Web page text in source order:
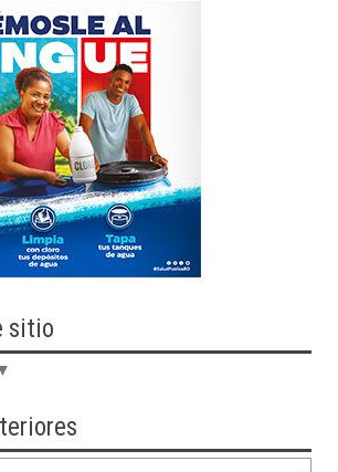
sitio